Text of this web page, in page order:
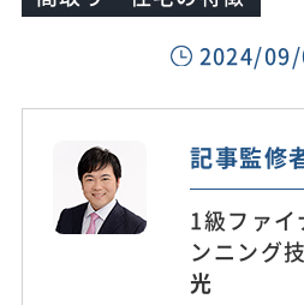
2024/
記事監修
1級ファイ
ンニング
光